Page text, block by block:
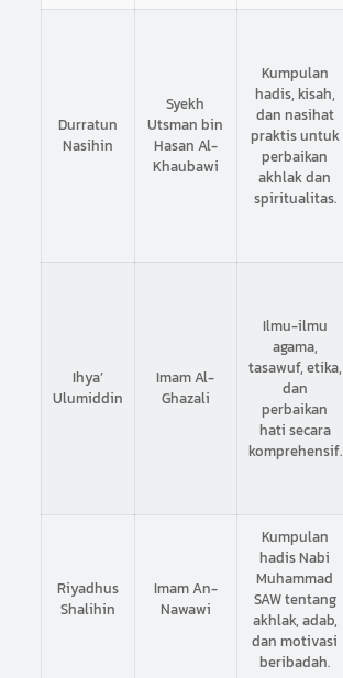
Durratun
Nasihin
Syekh
Utsman bin
Hasan Al-
Khaubawi
Kumpulan
hadis, kisah,
dan nasihat
praktis untuk
perbaikan
akhlak dan
spiritualitas.
Ihya’
Ulumiddin
Imam Al-
Ghazali
Ilmu-ilmu
agama,
tasawuf, etika,
dan
perbaikan
hati secara
komprehensif.
Riyadhus
Shalihin
Imam An-
Nawawi
Kumpulan
hadis Nabi
Muhammad
SAW tentang
akhlak, adab,
dan motivasi
beribadah.